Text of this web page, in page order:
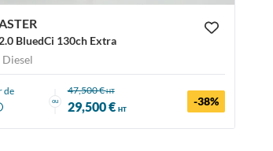
BluedCi 130ch Extra
Diesel
de
ou
47,500 €HT
29,500 € HT
-38%